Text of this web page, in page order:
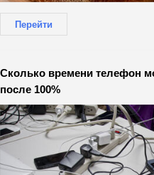
Перейти
Сколько времени телефон
после 100%